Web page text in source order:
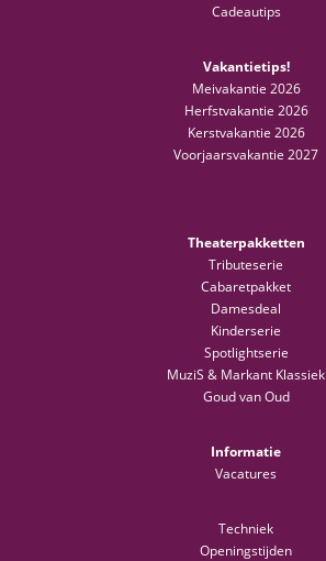
Cadeautips
Vakantietips!
Meivakantie 2026
Herfstvakantie 2026
Kerstvakantie 2026
Voorjaarsvakantie 2027
Theaterpakketten
Tributeserie
Cabaretpakket
Damesdeal
Kinderserie
Spotlightserie
MuziS & Markant Klassiek
Goud van Oud
Informatie
Vacatures
Techniek
Openingstijden